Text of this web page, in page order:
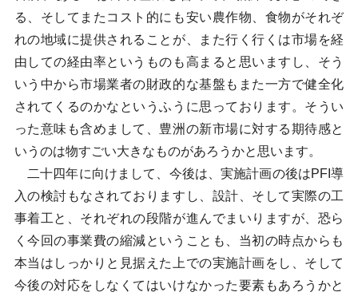
る、そしてまたコスト的にも安い農作物、食物がそれぞ
れの地域に提供されることが、また行く行くは市場を経
由しての経由率というものも高まると思いますし、そう
いう中から市場業者の財政的な基盤もまた一方で健全化
されてくるのかなというふうに思っております。そうい
った意味も含めまして、豊洲の新市場に対する期待感と
いうのは物すごい大きなものがあろうかと思います。
二十四年に向けまして、今後は、実施計画の後はPFI導
入の検討もなされておりますし、設計、そして実際の工
事着工と、それぞれの段階が進んでまいりますが、恐ら
く今回の事業費の縮減ということも、当初の時点からも
本当はしっかりと見据えた上での実施計画をし、そして
今後の対応をしなくてはいけなかった要素もあろうかと